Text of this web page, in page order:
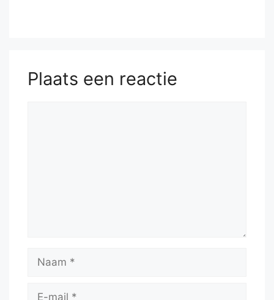
Plaats een reactie
Naam